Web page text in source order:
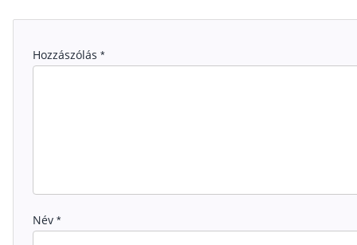
Hozzászólás *
Név *